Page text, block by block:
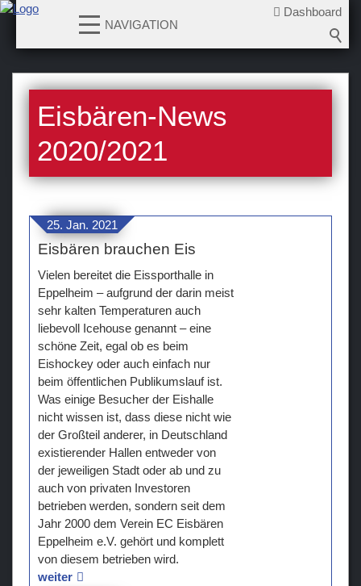
Dashboard
NAVIGATION
News
2026-2027
2025-2026
2024-2025
2022-2023
2021-2022
2019-2020
2018-2019
2017-2018
2016-2017
Teams
Verein
Sponsoren / Partner
Fanzone
Eisbären-News
2020/2021
25. Jan. 2021
Eisbären brauchen Eis
Vielen bereitet die Eissporthalle in
Eppelheim – aufgrund der darin meist
sehr kalten Temperaturen auch
liebevoll Icehouse genannt – eine
schöne Zeit, egal ob es beim
Eishockey oder auch einfach nur
beim öffentlichen Publikumslauf ist.
Was einige Besucher der Eishalle
nicht wissen ist, dass diese nicht wie
der Großteil anderer, in Deutschland
existierender Hallen entweder von
der jeweiligen Stadt oder ab und zu
auch von privaten Investoren
betrieben werden, sondern seit dem
Jahr 2000 dem Verein EC Eisbären
Eppelheim e.V. gehört und komplett
von diesem betrieben wird.
weiter